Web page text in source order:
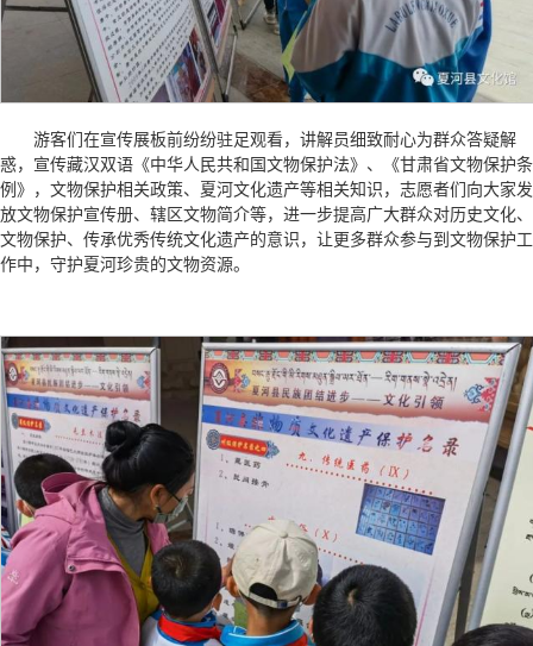
游客们在宣传展板前纷纷驻足观看，讲解员细致耐心为群众答疑解
惑，宣传藏汉双语《中华人民共和国文物保护法》、《甘肃省文物保护条
例》，文物保护相关政策、夏河文化遗产等相关知识，志愿者们向大家发
放文物保护宣传册、辖区文物简介等，进一步提高广大群众对历史文化、
文物保护、传承优秀传统文化遗产的意识，让更多群众参与到文物保护工
作中，守护夏河珍贵的文物资源。